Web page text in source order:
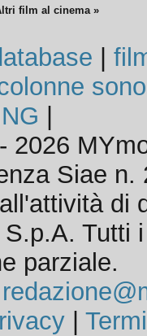
film al cinema »
2026
Siae n.
di
Tutti
parziale.
|